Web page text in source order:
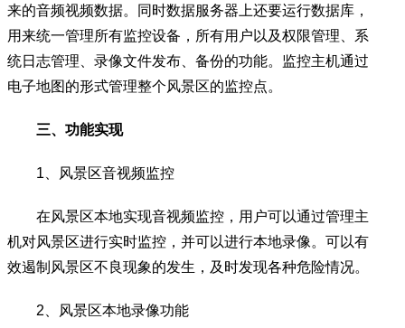
来的音频视频数据。同时数据服务器上还要运行数据库，
用来统一管理所有监控设备，所有用户以及权限管理、系
统日志管理、录像文件发布、备份的功能。监控主机通过
电子地图的形式管理整个风景区的监控点。
三、功能实现
1、风景区音视频监控
在风景区本地实现音视频监控，用户可以通过管理主
机对风景区进行实时监控，并可以进行本地录像。可以有
效遏制风景区不良现象的发生，及时发现各种危险情况。
2、风景区本地录像功能